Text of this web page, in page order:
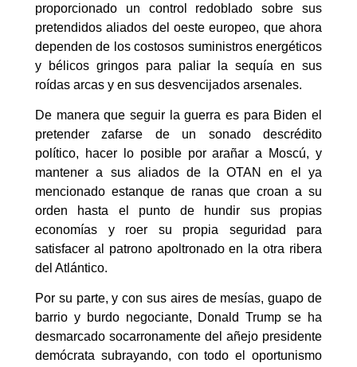
proporcionado un control redoblado sobre sus
pretendidos aliados del oeste europeo, que ahora
dependen de los costosos suministros energéticos
y bélicos gringos para paliar la sequía en sus
roídas arcas y en sus desvencijados arsenales.
De manera que seguir la guerra es para Biden el
pretender zafarse de un sonado descrédito
político, hacer lo posible por arañar a Moscú, y
mantener a sus aliados de la OTAN en el ya
mencionado estanque de ranas que croan a su
orden hasta el punto de hundir sus propias
economías y roer su propia seguridad para
satisfacer al patrono apoltronado en la otra ribera
del Atlántico.
Por su parte, y con sus aires de mesías, guapo de
barrio y burdo negociante, Donald Trump se ha
desmarcado socarronamente del añejo presidente
demócrata subrayando, con todo el oportunismo